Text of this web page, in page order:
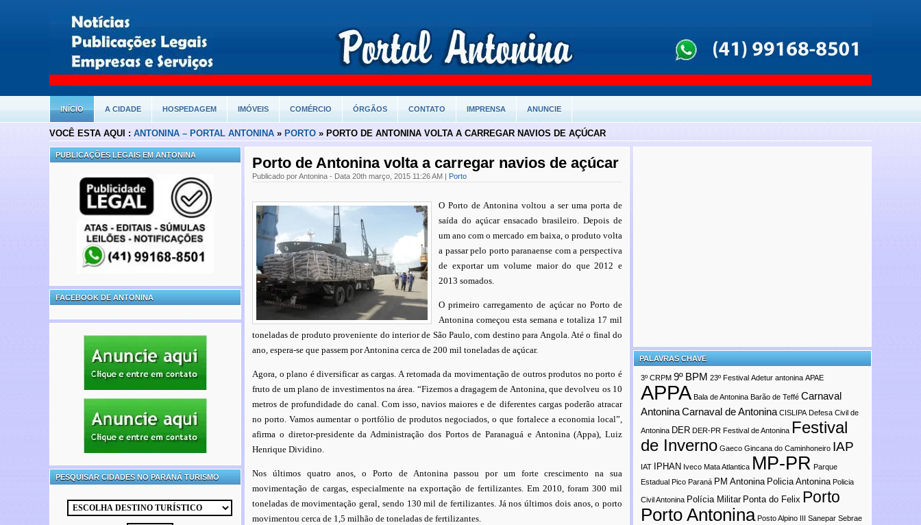
INÍCIO A CIDADE HOSPEDAGEM IMÓVEIS COMÉRCIO ÓRGÃOS CONTATO IMPRENSA ANUNCIE
VOCÊ ESTA AQUI : ANTONINA – PORTAL ANTONINA » PORTO » PORTO DE ANTONINA VOLTA A CARREGAR NAVIOS DE AÇÚCAR
PUBLICAÇÕES LEGAIS EM ANTONINA
FACEBOOK DE ANTONINA
PESQUISAR CIDADES NO PARANÁ TURISMO
Porto de Antonina volta a carregar navios de açúcar
Publicado por Antonina - Data 20th março, 2015 11:26 AM | Porto
O Porto de Antonina voltou a ser uma porta de
saída do açúcar ensacado brasileiro. Depois de
um ano com o mercado em baixa, o produto volta
a passar pelo porto paranaense com a perspectiva
de exportar um volume maior do que 2012 e
2013 somados.
O primeiro carregamento de açúcar no Porto de
Antonina começou esta semana e totaliza 17 mil
toneladas de produto proveniente do interior de São Paulo, com destino para Angola. Até o final do
ano, espera-se que passem por Antonina cerca de 200 mil toneladas de açúcar.
Agora, o plano é diversificar as cargas. A retomada da movimentação de outros produtos no porto é
fruto de um plano de investimentos na área. “Fizemos a dragagem de Antonina, que devolveu os 10
metros de profundidade do canal. Com isso, navios maiores e de diferentes cargas poderão atracar
no porto. Vamos aumentar o portfólio de produtos negociados, o que fortalece a economia local”,
afirma o diretor-presidente da Administração dos Portos de Paranaguá e Antonina (Appa), Luiz
Henrique Dividino.
Nos últimos quatro anos, o Porto de Antonina passou por um forte crescimento na sua
movimentação de cargas, especialmente na exportação de fertilizantes. Em 2010, foram 300 mil
toneladas de movimentação geral, sendo 130 mil de fertilizantes. Já nos últimos dois anos, o porto
movimentou cerca de 1,5 milhão de toneladas de fertilizantes.
PALAVRAS CHAVE
3º CRPM 9º BPM 23º Festival Adetur antonina APAE
APPA Bala de Antonina Barão de Teffé Carnaval
AntoninaCarnaval de Antonina CISLIPA Defesa Civil de
Antonina DER DER-PR Festival de Antonina Festival
de Inverno Gaeco Gincana do Caminhoneiro IAP
IAT IPHAN Iveco Mata Atlantica MP-PR Parque
Estadual Pico Paraná PM Antonina Policia Antonina Policia
Civil Antonina Polícia Militar Ponta do Felix Porto
Porto Antonina Posto Alpino III Sanepar Sebrae